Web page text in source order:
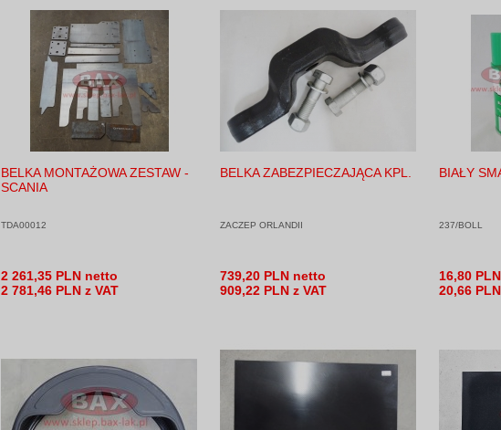
BELKA MONTAŻOWA ZESTAW -
SCANIA
TDA00012
2 261,35 PLN netto
2 781,46 PLN z VAT
BELKA ZABEZPIECZAJĄCA KPL.
ZACZEP ORLANDII
739,20 PLN netto
909,22 PLN z VAT
BIAŁY
237/BOLL
16,80
20,66